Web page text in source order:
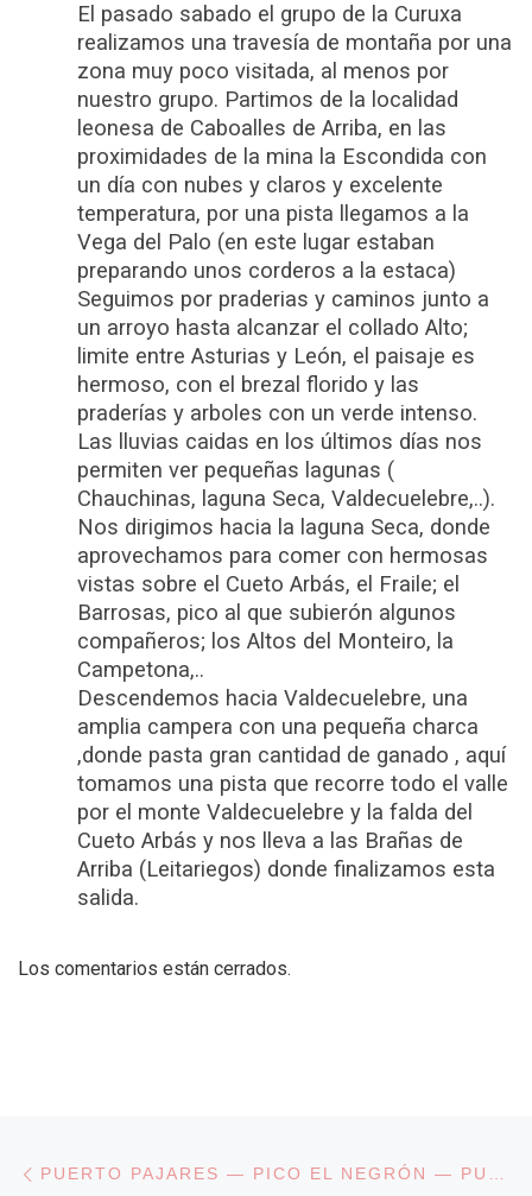
El pasado sabado el grupo de la Curuxa
realizamos una travesía de montaña por una
zona muy poco visitada, al menos por
nuestro grupo. Partimos de la localidad
leonesa de Caboalles de Arriba, en las
proximidades de la mina la Escondida con
un día con nubes y claros y excelente
temperatura, por una pista llegamos a la
Vega del Palo (en este lugar estaban
preparando unos corderos a la estaca)
Seguimos por praderias y caminos junto a
un arroyo hasta alcanzar el collado Alto;
limite entre Asturias y León, el paisaje es
hermoso, con el brezal florido y las
praderías y arboles con un verde intenso.
Las lluvias caidas en los últimos días nos
permiten ver pequeñas lagunas (
Chauchinas, laguna Seca, Valdecuelebre,..).
Nos dirigimos hacia la laguna Seca, donde
aprovechamos para comer con hermosas
vistas sobre el Cueto Arbás, el Fraile; el
Barrosas, pico al que subierón algunos
compañeros; los Altos del Monteiro, la
Campetona,..
Descendemos hacia Valdecuelebre, una
amplia campera con una pequeña charca
,donde pasta gran cantidad de ganado , aquí
tomamos una pista que recorre todo el valle
por el monte Valdecuelebre y la falda del
Cueto Arbás y nos lleva a las Brañas de
Arriba (Leitariegos) donde finalizamos esta
salida.
Los comentarios están cerrados.
Navegación de entradas PUERTO PAJARES — PICO EL NEGRÓN — PUERTO LA CUBILLA